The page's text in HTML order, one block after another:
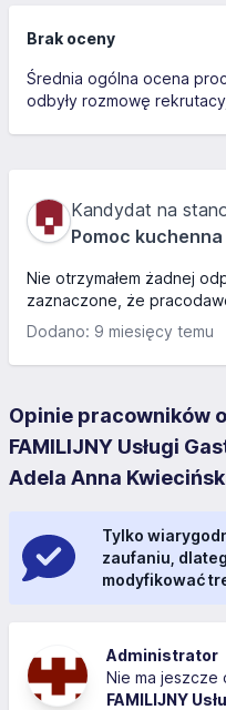
Brak oceny
Średnia ogólna ocena
odbyły rozmowę
Kandydat na
Pomoc kuchenna
Nie otrzymałem żadnej
zaznaczone, że
osobami.
Dodano: 9 miesięcy temu
Opinie pracowników
FAMILIJNY Usługi
Adela Anna
Tylko
zaufaniu,
modyfikować
Administrator
Nie ma jeszcze
FAMILIJNY